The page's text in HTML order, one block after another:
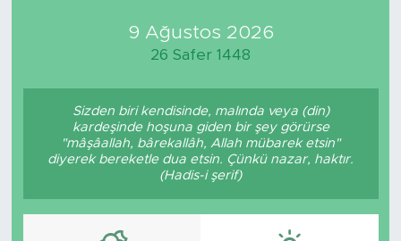
9 Ağustos 2026
26 Safer 1448
Sizden biri kendisinde, malında veya (din)
kardeşinde hoşuna giden bir şey görürse
"mâşâallah, bârekallâh, Allah mübarek etsin"
diyerek bereketle dua etsin. Çünkü nazar, haktır.
(Hadis-i şerif)
Siyaset
Teknoloji
GURBETTEN SILAYA